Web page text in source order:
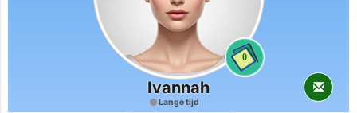
0
Ivannah
Lange tijd